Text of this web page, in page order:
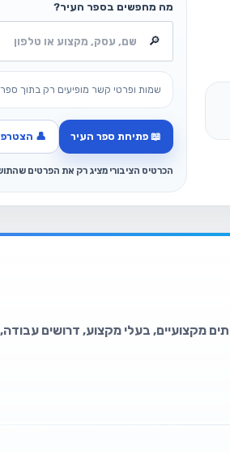
מה מחפשים בספר העיר?
שמות ופרטי קשר מופיעים רק בתוך
📖 פתיחת ספר העיר 👤
הכרטיס הציבורי מציג רק את הפרטים
מקצועיים, בעלי מקצוע, דרושים